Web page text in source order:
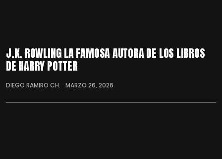
J.K. ROWLING LA FAMOSA AUTORA DE LOS LIBROS
DE HARRY POTTER
DIEGO RAMIRO CH. MARZO 26, 2026